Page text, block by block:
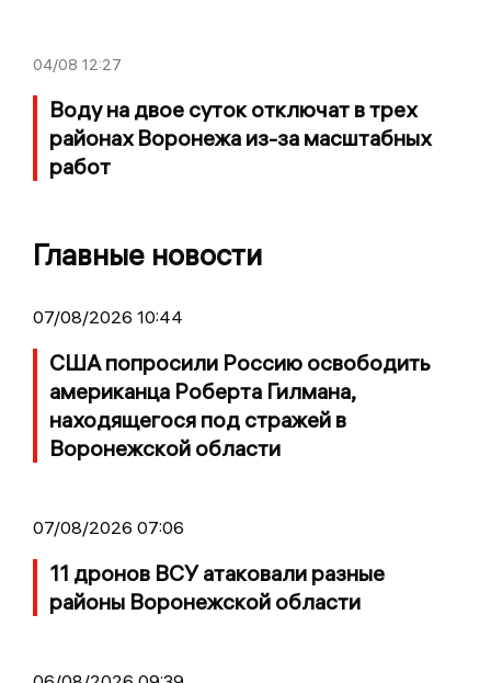
04/08 12:27
Воду на двое суток отключат в трех
районах Воронежа из-за масштабных
работ
Главные новости
07/08/2026 10:44
США попросили Россию освободить
американца Роберта Гилмана,
находящегося под стражей в
Воронежской области
07/08/2026 07:06
11 дронов ВСУ атаковали разные
районы Воронежской области